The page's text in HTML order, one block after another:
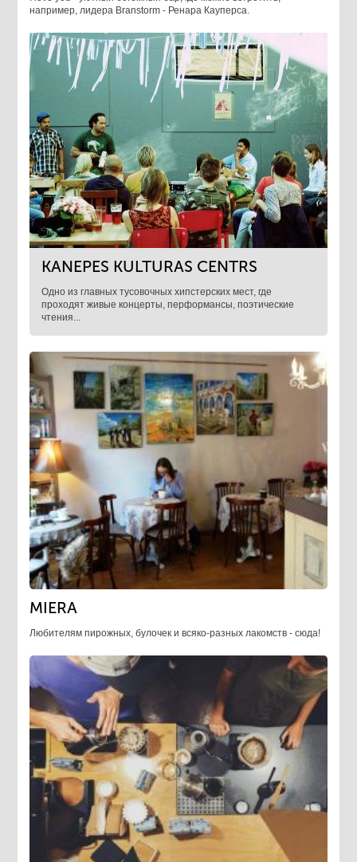
например, лидера Branstorm - Ренара Кауперса.
KANEPES KULTURAS CENTRS
Одно из главных тусовочных хипстерских мест, где
проходят живые концерты, перформансы, поэтические
чтения...
MIERA
Любителям пирожных, булочек и всяко-разных лакомств - сюда!